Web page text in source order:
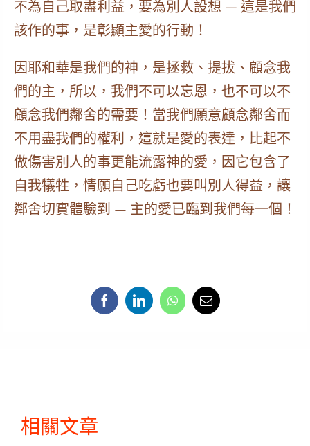
不為自己取盡利益，要為別人設想 — 這是我們
該作的事，是彰顯主愛的行動！
因耶和華是我們的神，是拯救、提拔、顧念我
們的主，所以，我們不可以忘恩，也不可以不
顧念我們鄰舍的需要！當我們願意顧念鄰舍而
不用盡我們的權利， 這就是愛的表達 ，比起不
做傷害別人的事更能流露神的愛，因它包含了
自我犠牲，情願自己吃虧也要叫別人得益，讓
鄰舍切實體驗到 — 主的愛已臨到我們每一個 ！
相關文章